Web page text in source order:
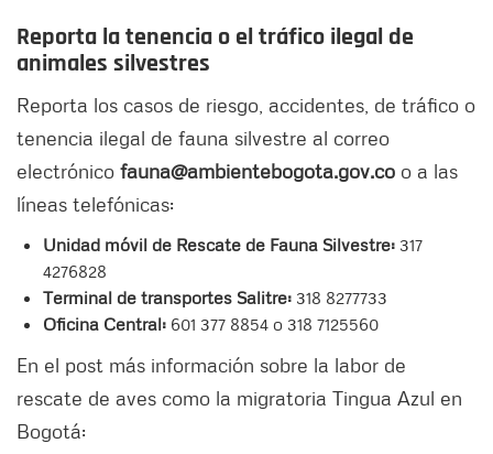
Reporta la tenencia o el tráfico ilegal de
animales silvestres
Reporta los casos de riesgo, accidentes, de tráfico o
tenencia ilegal de fauna silvestre al correo
electrónico fauna@ambientebogota.gov.co o a las
líneas telefónicas:
Unidad móvil de Rescate de Fauna Silvestre: 317
4276828
Terminal de transportes Salitre: 318 8277733
Oficina Central: 601 377 8854 o 318 7125560
En el post más información sobre la labor de
rescate de aves como la migratoria Tingua Azul en
Bogotá: